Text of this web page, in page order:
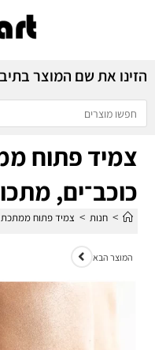
הזינו את שם המוצר
צמיד פתוח
כוכב־ים,
> חנות > צמיד פתוח ממתכת
המוצר הבא